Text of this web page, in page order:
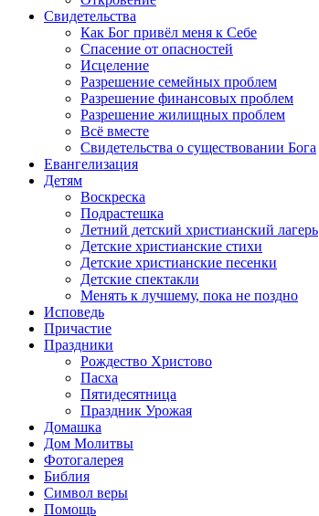
Свидетельства
Как Бог привёл меня к Себе
Спасение от опасностей
Исцеление
Разрешение семейных проблем
Разрешение финансовых проблем
Разрешение жилищных проблем
Всё вместе
Свидетельства о существовании Бога
Евангелизация
Детям
Воскреска
Подрастешка
Летний детский христианский лагерь
Детские христианские стихи
Детские христианские песенки
Детские спектакли
Менять к лучшему, пока не поздно
Исповедь
Причастие
Праздники
Рождество Христово
Пасха
Пятидесятница
Праздник Урожая
Домашка
Дом Молитвы
Фотогалерея
Библия
Символ веры
Помощь